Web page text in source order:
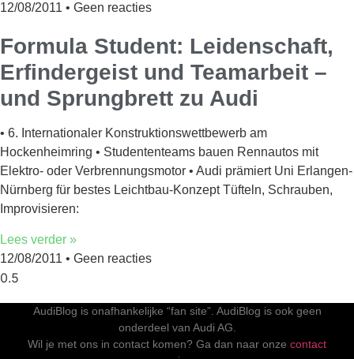
12/08/2011
Geen reacties
Formula Student: Leidenschaft,
Erfindergeist und Teamarbeit –
und Sprungbrett zu Audi
• 6. Internationaler Konstruktionswettbewerb am
Hockenheimring • Studententeams bauen Rennautos mit
Elektro- oder Verbrennungsmotor • Audi prämiert Uni Erlangen-
Nürnberg für bestes Leichtbau-Konzept Tüfteln, Schrauben,
Improvisieren:
Lees verder »
12/08/2011
Geen reacties
AudiBlog is onafhankelijke “fan site”. AudiBlog is ook geen
onderdeel van Audi AG.
Wil je met ons in contact komen? Ga dan naar onze contact